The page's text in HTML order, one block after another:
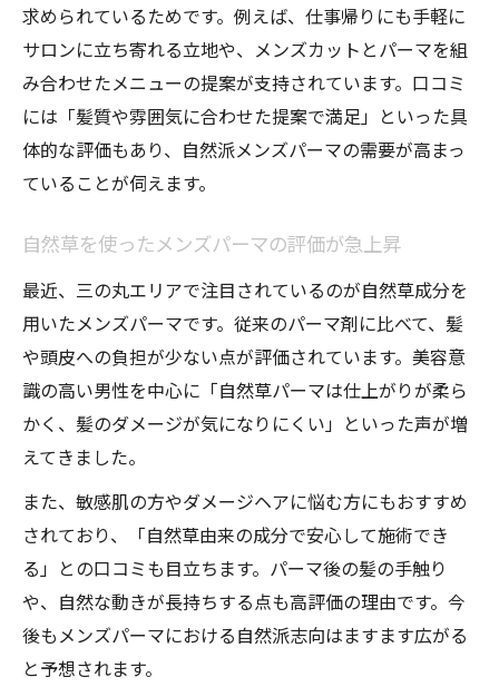
求められているためです。例えば、仕事帰りにも手軽に
サロンに立ち寄れる立地や、メンズカットとパーマを組
み合わせたメニューの提案が支持されています。口コミ
には「髪質や雰囲気に合わせた提案で満足」といった具
体的な評価もあり、自然派メンズパーマの需要が高まっ
ていることが伺えます。
自然草を使ったメンズパーマの評価が急上昇
最近、三の丸エリアで注目されているのが自然草成分を
用いたメンズパーマです。従来のパーマ剤に比べて、髪
や頭皮への負担が少ない点が評価されています。美容意
識の高い男性を中心に「自然草パーマは仕上がりが柔ら
かく、髪のダメージが気になりにくい」といった声が増
えてきました。
また、敏感肌の方やダメージヘアに悩む方にもおすすめ
されており、「自然草由来の成分で安心して施術でき
る」との口コミも目立ちます。パーマ後の髪の手触り
や、自然な動きが長持ちする点も高評価の理由です。今
後もメンズパーマにおける自然派志向はますます広がる
と予想されます。